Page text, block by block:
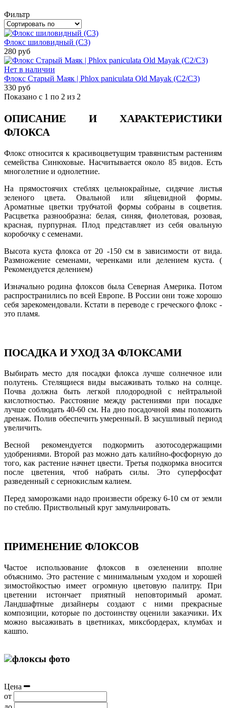
Фильтр
Флокс шиловидный (С3)
280 руб
Нет в наличии
Флокс Старый Маяк | Phlox paniculata Old Mayak (С2/С3)
330 руб
Показано с 1 по 2 из 2
ОПИСАНИЕ И ХАРАКТЕРИСТИКИ
ФЛОКСА
Флокс относится к красивоцветущим травянистым растениям
семейства Синюховые. Насчитывается около 85 видов. Есть
многолетние и однолетние.
На прямостоячих стеблях цельнокрайные, сидячие листья
зеленого цвета. Овальной или яйцевидной формы.
Ароматные цветки трубчатой формы собраны в соцветия.
Расцветка разнообразна: белая, синяя, фиолетовая, розовая,
красная, пурпурная. Плод представляет из себя овальную
коробочку с семенами.
Высота куста флокса от 20 -150 см в зависимости от вида.
Размножение семенами, черенками или делением куста. (
Рекомендуется делением)
Изначально родина флоксов была Северная Америка. Потом
распространились по всей Европе. В России они тоже хорошо
себя зарекомендовали. Кстати в переводе с греческого флокс -
это пламя.
ПОСАДКА И УХОД ЗА ФЛОКСАМИ
Выбирать место для посадки флокса лучше солнечное или
полутень. Стелящиеся виды высаживать только на солнце.
Почва должна быть легкой плодородной с нейтральной
кислотностью. Расстояние между растениями при посадке
лучше соблюдать 40-60 см. На дно посадочной ямы положить
дренаж. Полив обеспечить умеренный. В засушливый период
увеличить.
Весной рекомендуется подкормить азотосодержащими
удобрениями. Второй раз можно дать калийно-фосфорную до
того, как растение начнет цвести. Третья подкормка вносится
после цветения, чтоб набрать силы. Это суперфосфат
разведенный с сернокислым калием.
Перед заморозками надо произвести обрезку 6-10 см от земли
по стеблю. Приствольный круг замульчировать.
ПРИМЕНЕНИЕ ФЛОКСОВ
Частое использование флоксов в озеленении вполне
объяснимо. Это растение с минимальным уходом и хорошей
зимостойкостью имеет огромную цветовую палитру. При
цветении истончает приятный неповторимый аромат.
Ландшафтные дизайнеры создают с ними прекрасные
композиции, которые по достоинству оценили заказчики. Их
можно высаживать в цветниках, миксбордерах, клумбах и
кашпо.
Цена
от